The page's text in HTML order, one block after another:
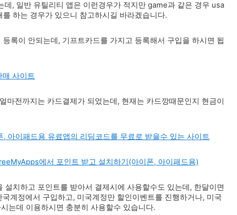
데, 일반 유틸리티 앱은 이런경우가 적지만 game과 같은 경우 usa
하는 경우가 있으니 참고하시길 바라겠습니다.
록이 안되는데, 기프트카드를 가지고 등록해서 구입을 하시면 됩
매 사이트
마전까지는 카드결제가 되었는데, 현재는 카드깡때문인지 현금이
아이패드용 유료앱의 리딤코드를 무료로 받을수 있는 사이트
에서 포인트 받고 설치하기(아이폰, 아이패드용)
설치하고 포인트를 받아서 결제시에 사용할수도 있는데, 한달이면
계정에서 구입하고, 미국계정만 할인이벤트를 진행하거나, 미국
는데 이용하시면 충분히 사용할수 있습니다.